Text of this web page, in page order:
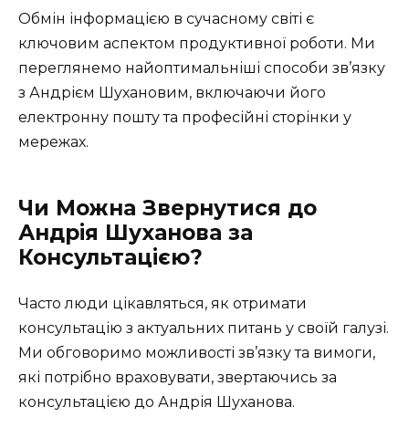
Обмін інформацією в сучасному світі є
ключовим аспектом продуктивної роботи. Ми
переглянемо найоптимальніші способи зв’язку
з Андрієм Шухановим, включаючи його
електронну пошту та професійні сторінки у
мережах.
Чи Можна Звернутися до
Андрія Шуханова за
Консультацією?
Часто люди цікавляться, як отримати
консультацію з актуальних питань у своїй галузі.
Ми обговоримо можливості зв’язку та вимоги,
які потрібно враховувати, звертаючись за
консультацією до Андрія Шуханова.